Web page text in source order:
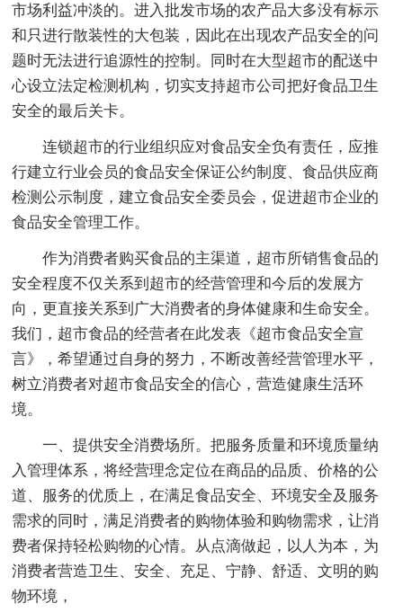
市场利益冲淡的。进入批发市场的农产品大多没有标示
和只进行散装性的大包装，因此在出现农产品安全的问
题时无法进行追源性的控制。同时在大型超市的配送中
心设立法定检测机构，切实支持超市公司把好食品卫生
安全的最后关卡。
连锁超市的行业组织应对食品安全负有责任，应推
行建立行业会员的食品安全保证公约制度、食品供应商
检测公示制度，建立食品安全委员会，促进超市企业的
食品安全管理工作。
作为消费者购买食品的主渠道，超市所销售食品的
安全程度不仅关系到超市的经营管理和今后的发展方
向，更直接关系到广大消费者的身体健康和生命安全。
我们，超市食品的经营者在此发表《超市食品安全宣
言》，希望通过自身的努力，不断改善经营管理水平，
树立消费者对超市食品安全的信心，营造健康生活环
境。
一、提供安全消费场所。把服务质量和环境质量纳
入管理体系，将经营理念定位在商品的品质、价格的公
道、服务的优质上，在满足食品安全、环境安全及服务
需求的同时，满足消费者的购物体验和购物需求，让消
费者保持轻松购物的心情。从点滴做起，以人为本，为
消费者营造卫生、安全、充足、宁静、舒适、文明的购
物环境，